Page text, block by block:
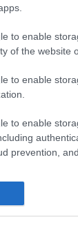
to enable
of the website
to enable
to enable
prevention,
érdekében.
megszünteti
mint
új
nagyrészt
Ukrajna